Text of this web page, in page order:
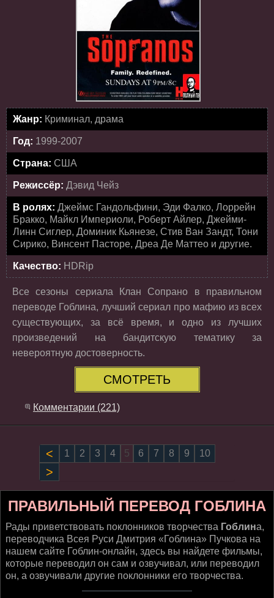
Жанр: Криминал, драма
Год: 1999-2007
Страна: США
Режиссёр: Дэвид Чейз
В ролях: Джеймс Гандольфини, Эди Фалко, Лоррейн
Бракко, Майкл Империоли, Роберт Айлер, Джейми-
Линн Сиглер, Доминик Кьянезе, Стив Ван Зандт, Тони
Сирико, Винсент Пасторе, Дреа Де Маттео и другие.
Качество: HDRip
Все сезоны сериала Клан Сопрано в правильном
переводе Гоблина, лучший сериал про мафию из всех
существующих, за всё время, и одно из лучших
произведений на бандитскую тематику за
невероятную достоверность.
СМОТРЕТЬ
Комментарии (221)
Назад1 2 3 4 5 6 7 8 9
10
Вперёд
ПРАВИЛЬНЫЙ ПЕРЕВОД ГОБЛИНА
Рады приветствовать поклонников творчества Гоблина,
переводчика Всея Руси Дмитрия «Гоблина» Пучкова на
нашем сайте Гоблин-онлайн, здесь вы найдете фильмы,
которые переводил он сам и озвучивал, или переводил
он, а озвучивали другие поклонники его творчества.